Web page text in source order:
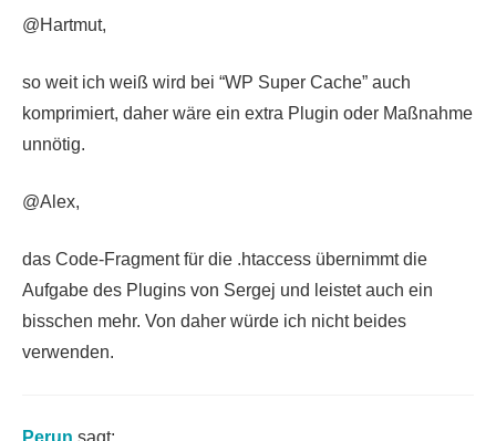
@Hartmut,
so weit ich weiß wird bei “WP Super Cache” auch
komprimiert, daher wäre ein extra Plugin oder Maßnahme
unnötig.
@Alex,
das Code-Fragment für die .htaccess übernimmt die
Aufgabe des Plugins von Sergej und leistet auch ein
bisschen mehr. Von daher würde ich nicht beides
verwenden.